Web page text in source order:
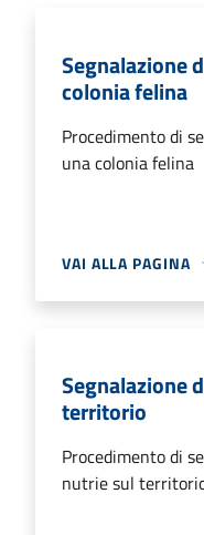
Segnalazione
colonia felina
Procedimento di
una colonia felina
VAI ALLA PAGINA
Segnalazione
territorio
Procedimento di
nutrie sul